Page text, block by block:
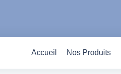
Accueil Nos Produits